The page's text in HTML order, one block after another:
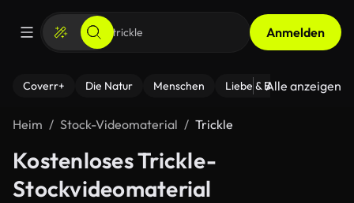
Anmelden
Coverr+ Die Natur Menschen Liebe & Beziehungen
Alle anzeigen
Heim Stock-Videomaterial Trickle
Kostenloses Trickle-
Stockvideomaterial